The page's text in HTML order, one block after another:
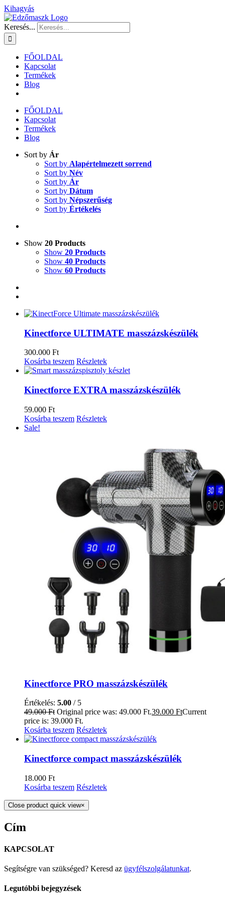
Kihagyás
Keresés...
FŐOLDAL
Kapcsolat
Termékek
Blog
FŐOLDAL
Kapcsolat
Termékek
Blog
Sort by Ár
Sort by Alapértelmezett sorrend
Sort by Név
Sort by Ár
Sort by Dátum
Sort by Népszerűség
Sort by Értékelés
Show 20 Products
Show 20 Products
Show 40 Products
Show 60 Products
Kinectforce ULTIMATE masszázskészülék
300.000 Ft
Kosárba teszem Részletek
Kinectforce EXTRA masszázskészülék
59.000 Ft
Kosárba teszem Részletek
Sale!
Kinectforce PRO masszázskészülék
Értékelés: 5.00 / 5
49.000Ft Original price was: 49.000 Ft.39.000 FtCurrent
price is: 39.000 Ft.
Kosárba teszem Részletek
Kinectforce compact masszázskészülék
18.000 Ft
Kosárba teszem Részletek
Close product quick view×
Cím
KAPCSOLAT
Segítségre van szükséged? Keresd az ügyfélszolgálatunkat.
Legutóbbi bejegyzések